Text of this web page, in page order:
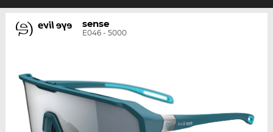
sense
E046 - 5000